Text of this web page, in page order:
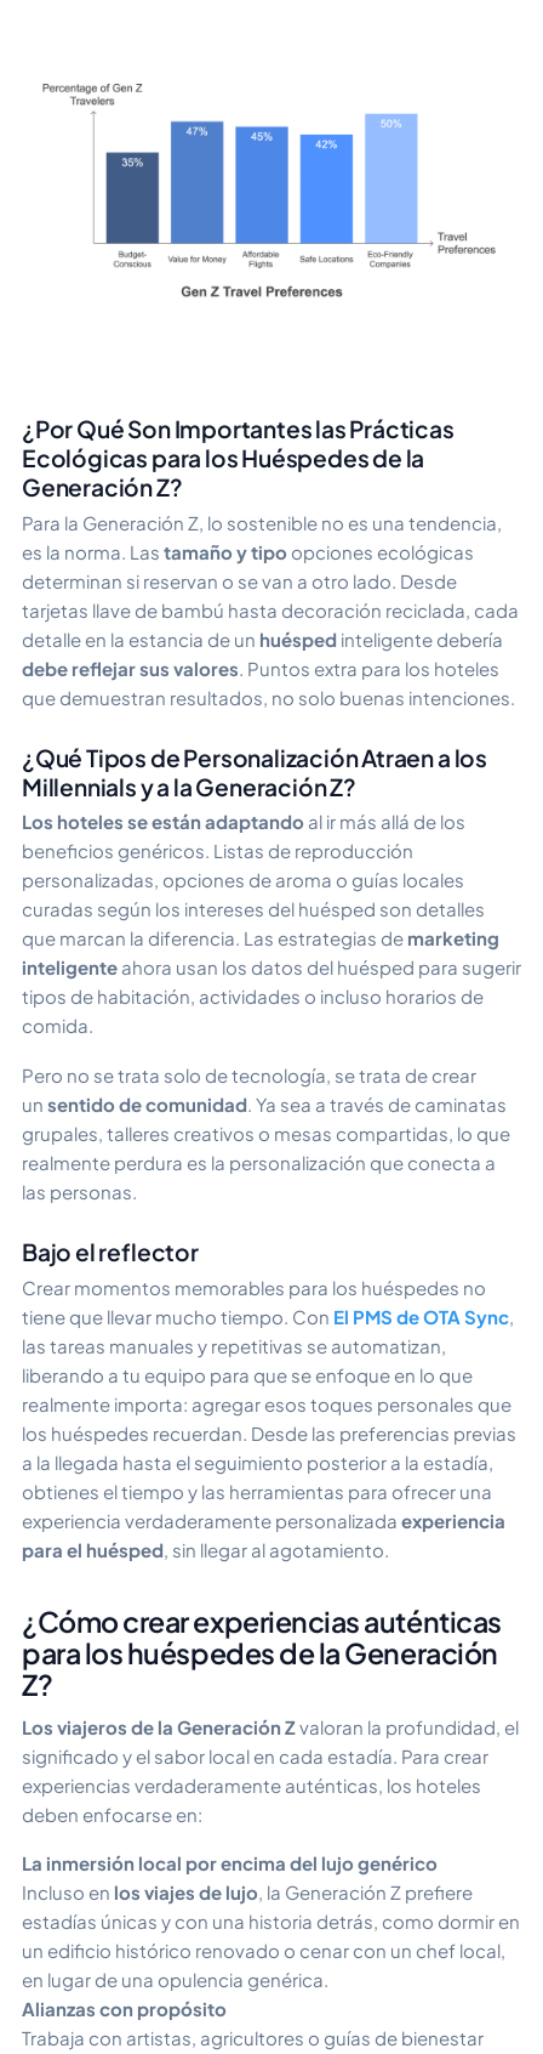
¿Por Qué Son Importantes las Prácticas
Ecológicas para los Huéspedes de la
Generación Z?
Para la Generación Z, lo sostenible no es una tendencia,
es la norma. Las tamaño y tipo opciones ecológicas
determinan si reservan o se van a otro lado. Desde
tarjetas llave de bambú hasta decoración reciclada, cada
detalle en la estancia de un huésped inteligente debería
debe reflejar sus valores . Puntos extra para los hoteles
que demuestran resultados, no solo buenas intenciones.
¿Qué Tipos de Personalización Atraen a los
Millennials y a la Generación Z?
Los hoteles se están adaptando al ir más allá de los
beneficios genéricos. Listas de reproducción
personalizadas, opciones de aroma o guías locales
curadas según los intereses del huésped son detalles
que marcan la diferencia. Las estrategias de marketing
inteligente ahora usan los datos del huésped para sugerir
tipos de habitación, actividades o incluso horarios de
comida.
Pero no se trata solo de tecnología, se trata de crear
un sentido de comunidad. Ya sea a través de caminatas
grupales, talleres creativos o mesas compartidas, lo que
realmente perdura es la personalización que conecta a
las personas.
Bajo el reflector
Crear momentos memorables para los huéspedes no
tiene que llevar mucho tiempo. Con El PMS de OTA Sync
las tareas manuales y repetitivas se automatizan,
liberando a tu equipo para que se enfoque en lo que
realmente importa: agregar esos toques personales que
los huéspedes recuerdan. Desde las preferencias previas
a la llegada hasta el seguimiento posterior a la estadía,
obtienes el tiempo y las herramientas para ofrecer una
experiencia verdaderamente personalizada experiencia
para el huésped , sin llegar al agotamiento.
¿Cómo crear experiencias auténticas
para los huéspedes de la Generación
Z?
Los viajeros de la Generación Zvaloran la profundidad, el
significado y el sabor local en cada estadía. Para crear
experiencias verdaderamente auténticas, los hoteles
deben enfocarse en:
La inmersión local por encima del lujo genérico
Incluso en los viajes de lujo, la Generación Z prefiere
estadías únicas y con una historia detrás, como dormir en
un edificio histórico renovado o cenar con un chef local,
en lugar de una opulencia genérica.
Alianzas con propósito
Trabaja con artistas, agricultores o guías de bienestar